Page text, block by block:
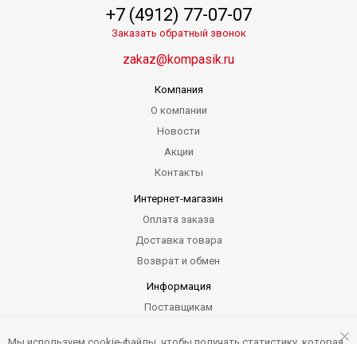
+7 (4912) 77-07-07
Заказать обратный звонок
zakaz@kompasik.ru
Компания
О компании
Новости
Акции
Контакты
Интернет-магазин
Оплата заказа
Доставка товара
Возврат и обмен
Информация
Поставщикам